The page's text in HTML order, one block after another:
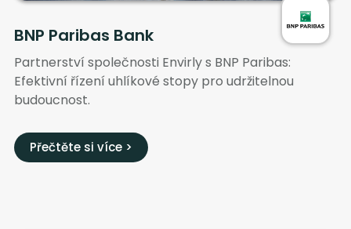
BNP Paribas Bank
Partnerství společnosti Envirly s BNP Paribas:
Efektivní řízení uhlíkové stopy pro udržitelnou
budoucnost.
Přečtěte si více >